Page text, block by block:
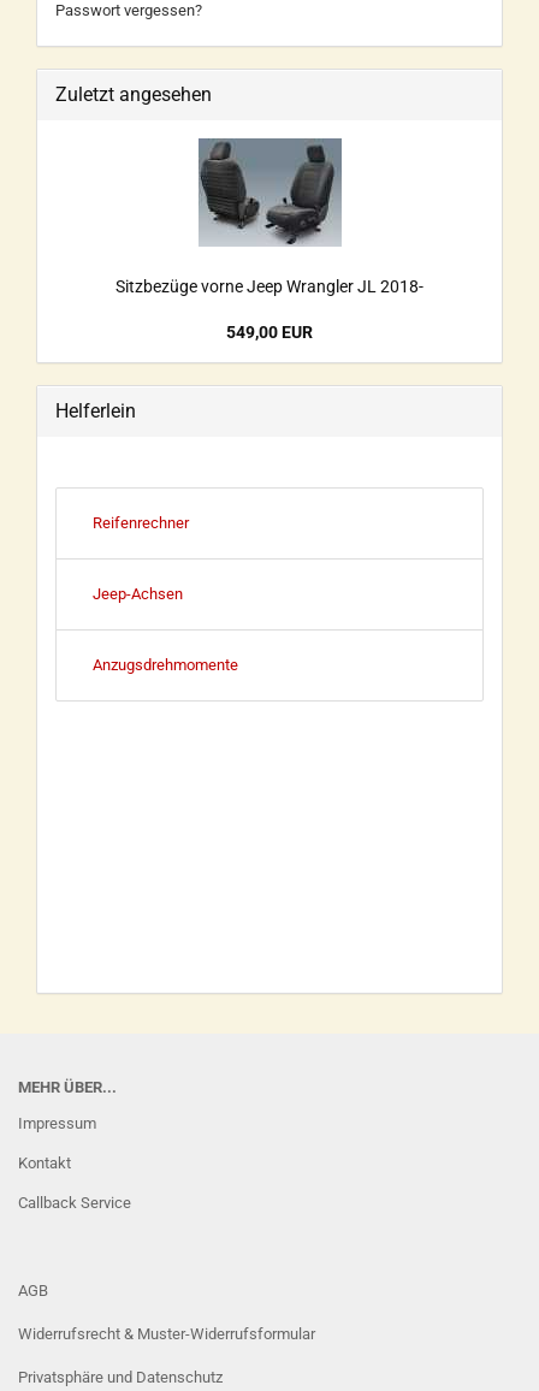
Passwort vergessen?
Zuletzt angesehen
Sitzbezüge vorne Jeep Wrangler JL 2018-
549,00 EUR
Helferlein
Reifenrechner
Jeep-Achsen
Anzugsdrehmomente
MEHR ÜBER...
Impressum
Kontakt
Callback Service
AGB
Widerrufsrecht & Muster-Widerrufsformular
Privatsphäre und Datenschutz